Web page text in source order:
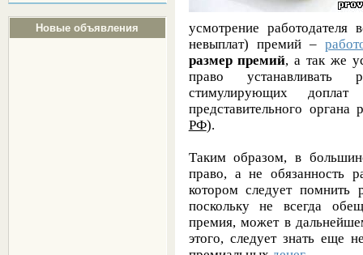
Новые объявления
усмотрение
невыплат) премий –
размер премий, а так же
право устанавливать
стимулирующих
представительного органа
РФ).
Таким образом, в
право, а не обязанность
котором следует помнить
поскольку не всегда
премия, может в
этого, следует знать еще